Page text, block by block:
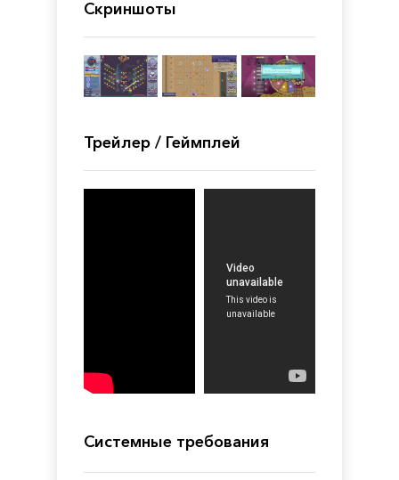
Скриншоты
Трейлер / Геймплей
Системные требования